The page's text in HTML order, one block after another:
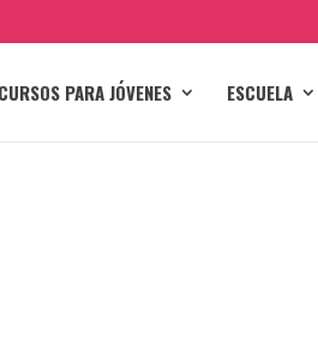
CURSOS PARA JÓVENES ESCUELA